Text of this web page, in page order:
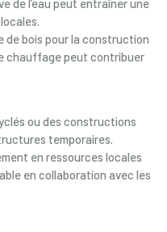
de bois pour la construction
chauffage peut contribuer
ou des constructions
temporaires.
en ressources locales
en collaboration avec les